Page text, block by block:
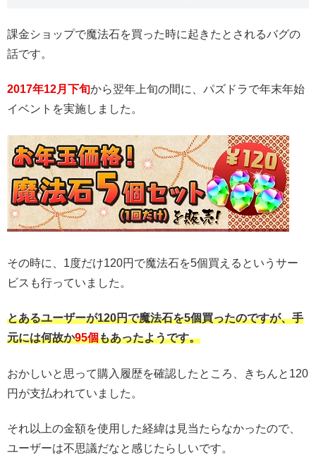
課金ショップで魔法石を買った時に起きたとされるバグの
話です。
2017年12月下旬から翌年上旬の間に、パズドラで年末年始
イベントを実施しました。
その時に、1度だけ120円で魔法石を5個買えるというサー
ビスも行っていました。
とあるユーザーが120円で魔法石を5個買ったのですが、手
元には何故か95個もあったようです。
おかしいと思って購入履歴を確認したところ、きちんと120
円が支払われていました。
それ以上の金額を使用した経緯は見当たらなかったので、
ユーザーは不思議だなと感じたらしいです。